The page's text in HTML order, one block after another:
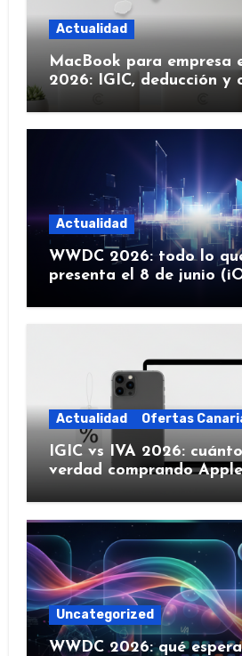
Actualidad
MacBook para empresa
2026: IGIC, deducción y
Actualidad
WWDC 2026: todo lo
presenta el 8 de junio
Actualidad Ofertas
IGIC vs IVA 2026:
verdad comprando
Uncategorized
WWDC 2026: qué